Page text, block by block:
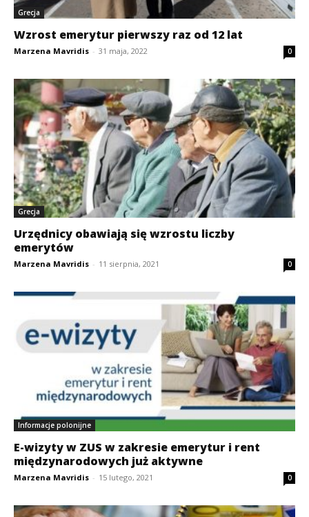
Grecja
Wzrost emerytur pierwszy raz od 12 lat
Marzena Mavridis - 31 maja, 2022 0
Grecja
Urzędnicy obawiają się wzrostu liczby
emerytów
Marzena Mavridis - 11 sierpnia, 2021 0
Informacje polonijne
E-wizyty w ZUS w zakresie emerytur i rent
międzynarodowych już aktywne
Marzena Mavridis - 15 lutego, 2021 0